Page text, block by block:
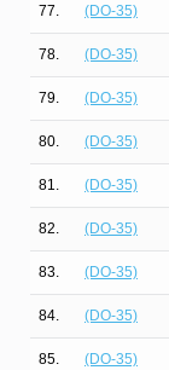
77. (DO-35)
78. (DO-35)
79. (DO-35)
80. (DO-35)
81. (DO-35)
82. (DO-35)
83. (DO-35)
84. (DO-35)
85. (DO-35)